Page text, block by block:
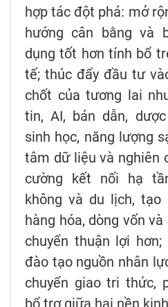
hợp tác đột phá: mở
hướng cân bằng và
dụng tốt hơn tính bổ
tế; thúc đẩy đầu tư
chốt của tương lai
tin, AI, bán dẫn,
sinh học, năng lượng
tâm dữ liệu và nghiên
cường kết nối hạ
không và du lịch, tạo
hàng hóa, dòng vốn
chuyển thuận lợi
đào tạo nguồn nhân
chuyển giao tri thức,
bổ trợ giữa hai nền